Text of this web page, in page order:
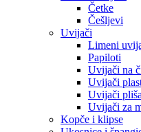
Četke
Češljevi
Uvijači
Limeni
Papiloti
Uvijači na
Uvijači
Uvijači
Uvijači za
Kopče i klipse